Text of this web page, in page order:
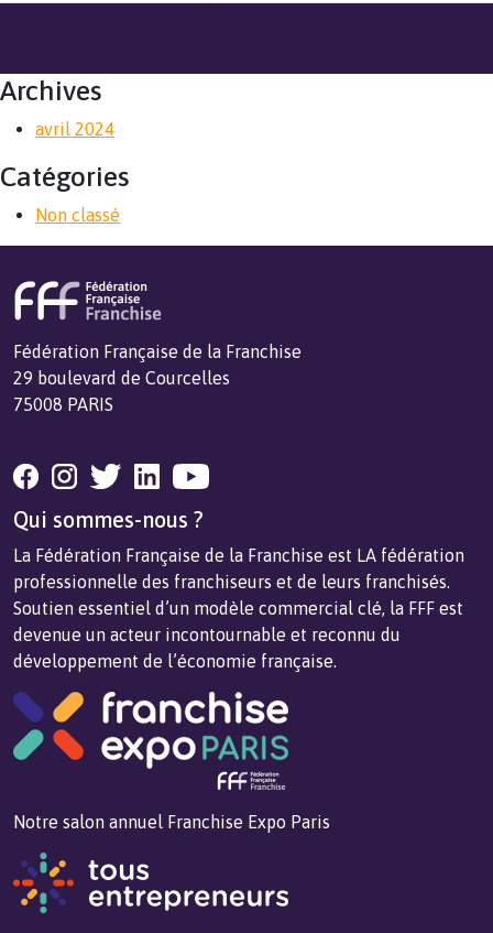
Archives
avril 2024
Catégories
Non classé
Fédération Française de la Franchise
29 boulevard de Courcelles
75008 PARIS
Qui sommes-nous ?
La Fédération Française de la Franchise est LA fédération
professionnelle des franchiseurs et de leurs franchisés.
Soutien essentiel d’un modèle commercial clé, la FFF est
devenue un acteur incontournable et reconnu du
développement de l’économie française.
Notre salon annuel Franchise Expo Paris